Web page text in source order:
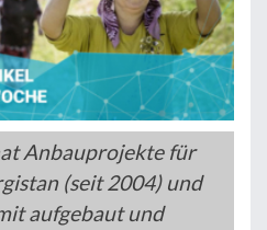
Anbauprojekte für
(seit 2004) und
aufgebaut und